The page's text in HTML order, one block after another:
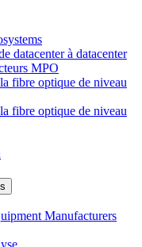
datacenter à datacenter
MPO
fibre optique de niveau
fibre optique de niveau
Manufacturers